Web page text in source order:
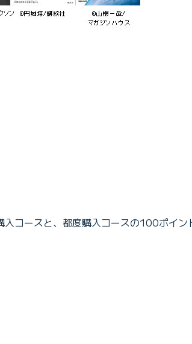
コースと、都度購入コースの100ポイン